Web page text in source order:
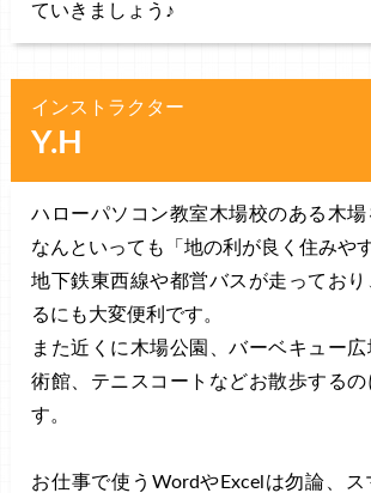
ていきましょう♪
インストラクター
Y.H
ハローパソコン教室木場校のある木
なんといっても「地の利が良く住みや
地下鉄東西線や都営バスが走ってお
るにも大変便利です。
また近くに木場公園、バーベキュー
術館、テニスコートなどお散歩する
す。
お仕事で使うWordやExcelは勿論、ス